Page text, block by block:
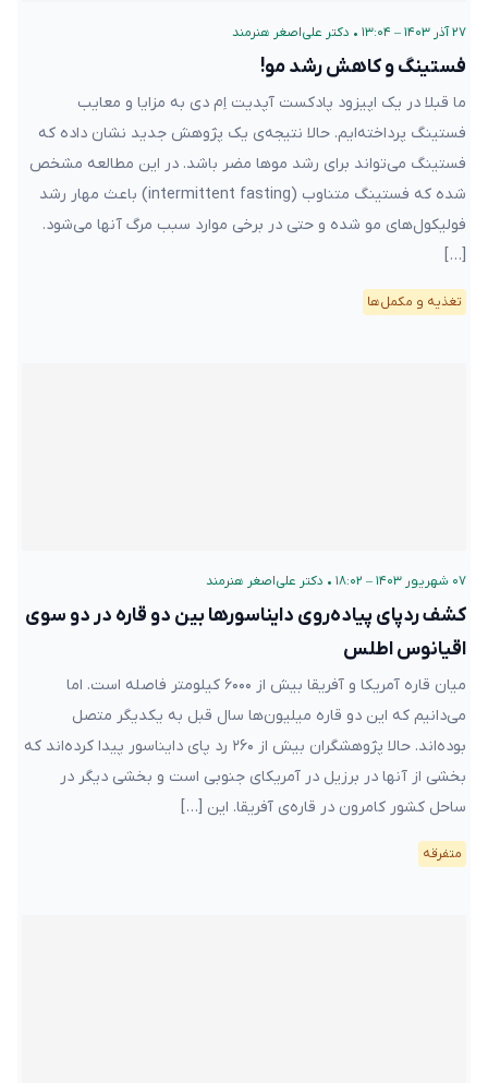
۲۷ آذر ۱۴۰۳ – ۱۳:۰۴ • دکتر علی‌اصغر هنرمند
فستینگ و کاهش رشد مو!
ما قبلا در یک اپیزود پادکست آپدیت اِم دی به مزایا و معایب
فستینگ پرداخته‌ایم. حالا نتیجه‌ی یک پژوهش جدید نشان داده که
فستینگ می‌تواند برای رشد موها مضر باشد. در این مطالعه مشخص
شده که فستینگ متناوب (intermittent fasting) باعث مهار رشد
فولیکول‌های مو شده و حتی در برخی موارد سبب مرگ آنها می‌شود.
[…]
تغذیه و مکمل‌ها
۰۷ شهریور ۱۴۰۳ – ۱۸:۰۲ • دکتر علی‌اصغر هنرمند
کشف ردپای پیاده‌روی دایناسورها بین دو قاره در دو سوی
اقیانوس اطلس
میان قاره آمریکا و آفریقا بیش از ۶۰۰۰ کیلومتر فاصله است. اما
می‌دانیم که این دو قاره میلیون‌ها سال قبل به یکدیگر متصل
بوده‌اند. حالا پژوهشگران بیش از ۲۶۰ رد پای دایناسور پیدا کرده‌اند که
بخشی از آنها در برزیل در آمریکای جنوبی است و بخشی دیگر در
ساحل کشور کامرون در قاره‌ی آفریقا. این […]
متفرقه